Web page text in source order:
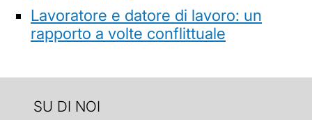
Lavoratore e datore di lavoro: un
rapporto a volte conflittuale
SU DI NOI